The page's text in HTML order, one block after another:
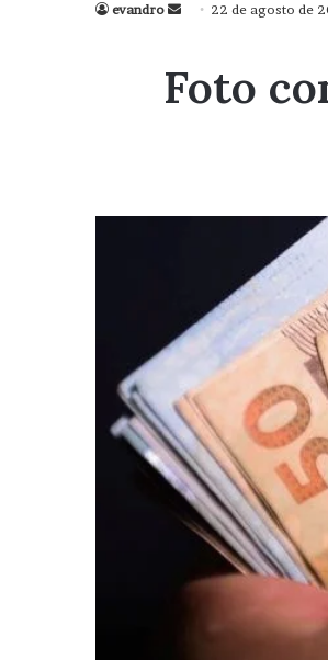
evandro
Mande
mail
22 de agosto de
Foto